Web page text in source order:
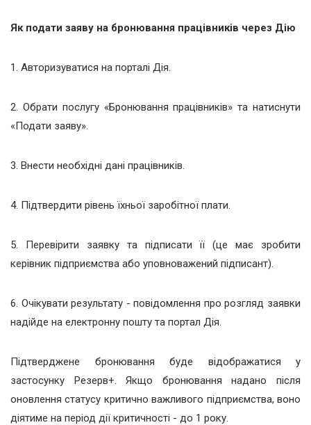
Як подати заяву на бронювання працівників через Дію
1. Авторизуватися на порталі Дія.
2. Обрати послугу «Бронювання працівників» та натиснути
«Подати заяву».
3. Внести необхідні дані працівників.
4. Підтвердити рівень їхньої заробітної плати.
5. Перевірити заявку та підписати її (це має зробити
керівник підприємства або уповноважений підписант).
6. Очікувати результату - повідомлення про розгляд заявки
надійде на електронну пошту та портал Дія.
Підтверджене бронювання буде відображатися у
застосунку Резерв+. Якщо бронювання надано після
оновлення статусу критично важливого підприємства, воно
діятиме на період дії критичності - до 1 року.